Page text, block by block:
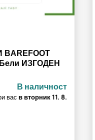
ИЗГОДЕН
В наличност
вас в вторник11. 8.